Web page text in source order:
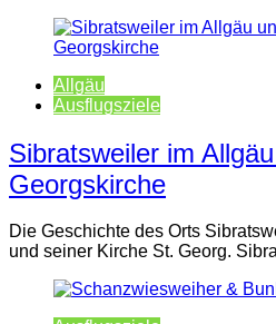
Allgäu
Ausflugsziele
Sibratsweiler im
Georgskirche
Die Geschichte des Orts
und seiner Kirche St. Georg.